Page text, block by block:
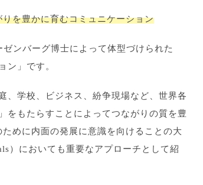
を豊かに育むコミュニケーション
ンバーグ博士によって体型づけられた
ン」です。
、学校、ビジネス、紛争現場など、世界各
をもたらすことによってつながりの質を豊
めに内面の発展に意識を向けることの大
）においても重要なアプローチとして紹